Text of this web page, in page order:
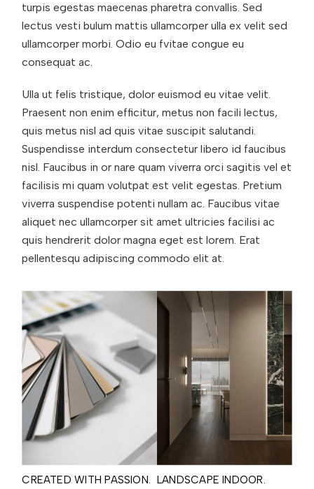
turpis egestas maecenas pharetra convallis. Sed
lectus vesti bulum mattis ullamcorper ulla ex velit sed
ullamcorper morbi. Odio eu fvitae congue eu
consequat ac.
Ulla ut felis tristique, dolor euismod eu vitae velit.
Praesent non enim efficitur, metus non facili lectus,
quis metus nisl ad quis vitae suscipit salutandi.
Suspendisse interdum consectetur libero id faucibus
nisl. Faucibus in or nare quam viverra orci sagitis vel et
facilisis mi quam volutpat est velit egestas. Pretium
viverra suspendise potenti nullam ac. Faucibus vitae
aliquet nec ullamcorper sit amet ultricies facilisi ac
quis hendrerit dolor magna eget est lorem. Erat
pellentesqu adipiscing commodo elit at.
CREATED WITH PASSION. LANDSCAPE INDOOR.